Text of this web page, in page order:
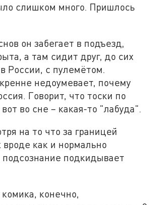
слишком много. Пришлось
он забегает в подъезд,
а там сидит друг, до сих
России, с пулемётом.
недоумевает, почему
Говорит, что тоски по
во сне – какая-то "лабуда".
на то что за границей
как и нормально
подсознание подкидывает
конечно,